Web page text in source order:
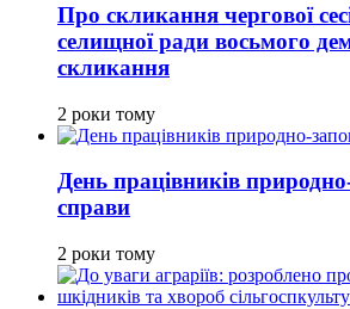
Про скликання чергової
селищної ради восьмого
скликання
2 роки тому
День працівників
справи
2 роки тому